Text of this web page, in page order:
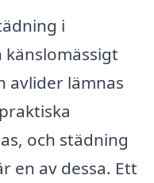
i
känslomässigt
avlider lämnas
och städning
en av dessa. Ett